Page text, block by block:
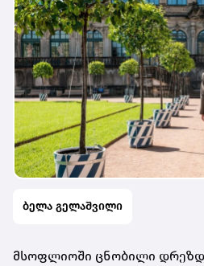
ბელა გელაშვილი
მსოფლიოში ცნობილი